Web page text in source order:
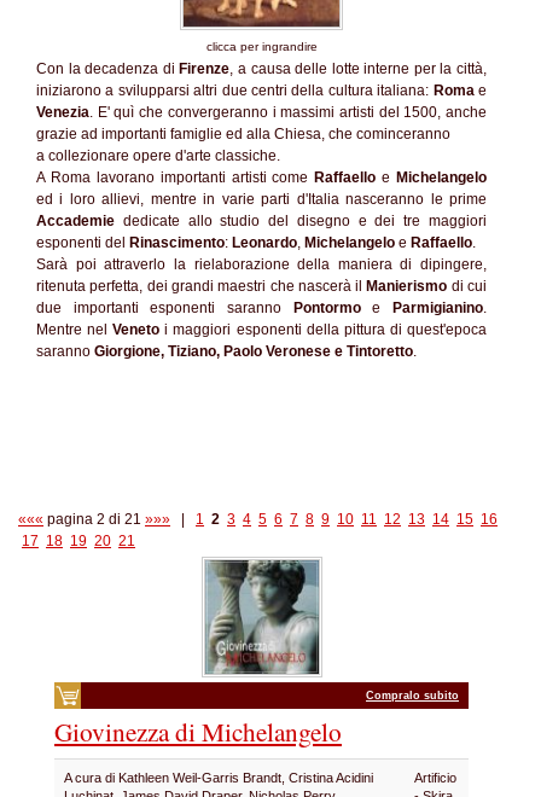
clicca per ingrandire
Con la decadenza di Firenze, a causa delle lotte interne per la città,
iniziarono a svilupparsi altri due centri della cultura italiana: Romae
Venezia. E' quì che convergeranno i massimi artisti del 1500, anche
grazie ad importanti famiglie ed alla Chiesa, che cominceranno
a collezionare opere d'arte classiche.
A Roma lavorano importanti artisti come Raffaello e Michelangelo
ed i loro allievi, mentre in varie parti d'Italia nasceranno le prime
Accademie dedicate allo studio del disegno e dei tre maggiori
esponenti del
Rinascimento: Leonardo, Michelangelo e Raffaello.
Sarà poi attraverlo la rielaborazione della maniera di dipingere,
ritenuta perfetta, dei grandi maestri che nascerà il
Manierismo di cui
due importanti esponenti saranno
Pontormoe Parmigianino.
Mentre nelVeneto i maggiori esponenti della pittura di quest'epoca
saranno Giorgione, Tiziano, Paolo Veronese e Tintoretto.
««« pagina 2 di 21 »»» 1 2 3 4 5 6 7 8 9 10 11 12 13 14 15 16
17 18 19 20 21
Compralo subito
Giovinezza di Michelangelo
A cura di Kathleen Weil-Garris Brandt, Cristina Acidini
Artificio